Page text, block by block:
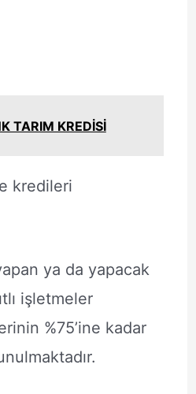
TARIM KREDİSİ
kredileri
ya da yapacak
işletmeler
%75’ine kadar